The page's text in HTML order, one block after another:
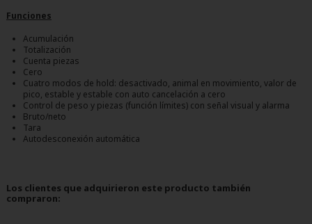
Funciones
Acumulación
Totalización
Cuenta piezas
Cero
Cuatro modos de hold: desactivado, animal en movimiento, valor de
pico, estable y estable con auto cancelación a cero
Control de peso y piezas (función límites) con señal visual y alarma
Bruto/neto
Tara
Autodesconexión automática
Los clientes que adquirieron este producto también
compraron: